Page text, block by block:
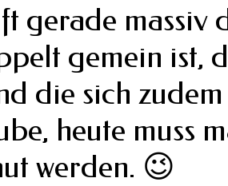
gerade massiv
gemein ist,
die sich
heute muss
werden. 😉